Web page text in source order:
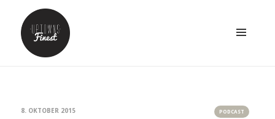
8. OKTOBER 2015 PODCAST